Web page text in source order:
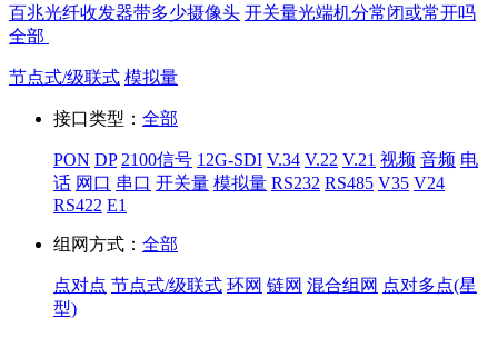
百兆光纤收发器带多少摄像头 开关量光端机分常闭或常开吗
全部
节点式/级联式 模拟量
接口类型： 全部
PON DP 2100信号 12G-SDI V.34 V.22 V.21 视频 音频 电
话 网口 串口 开关量 模拟量 RS232 RS485 V35 V24
RS422 E1
组网方式： 全部
点对点 节点式/级联式 环网 链网 混合组网 点对多点(星
型)